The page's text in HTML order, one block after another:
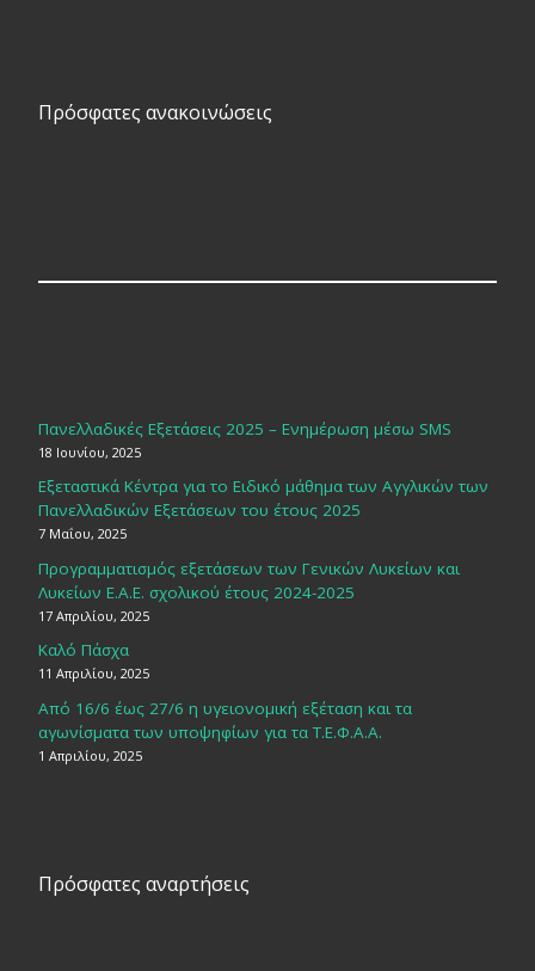
Πρόσφατες ανακοινώσεις
Πανελλαδικές Εξετάσεις 2025 – Ενημέρωση μέσω SMS
18 Ιουνίου, 2025
Εξεταστικά Κέντρα για το Ειδικό μάθημα των Αγγλικών των
Πανελλαδικών Εξετάσεων του έτους 2025
7 Μαΐου, 2025
Προγραμματισμός εξετάσεων των Γενικών Λυκείων και
Λυκείων Ε.Α.Ε. σχολικού έτους 2024-2025
17 Απριλίου, 2025
Καλό Πάσχα
11 Απριλίου, 2025
Από 16/6 έως 27/6 η υγειονομική εξέταση και τα
αγωνίσματα των υποψηφίων για τα Τ.Ε.Φ.Α.Α.
1 Απριλίου, 2025
Πρόσφατες αναρτήσεις